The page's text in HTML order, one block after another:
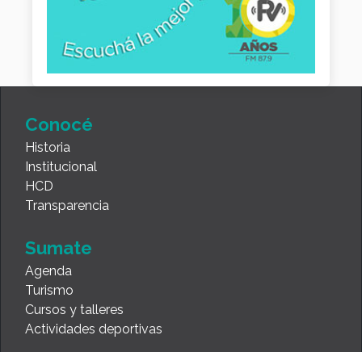
Conocé
Historia
Institucional
HCD
Transparencia
Sumate
Agenda
Turismo
Cursos y talleres
Actividades deportivas